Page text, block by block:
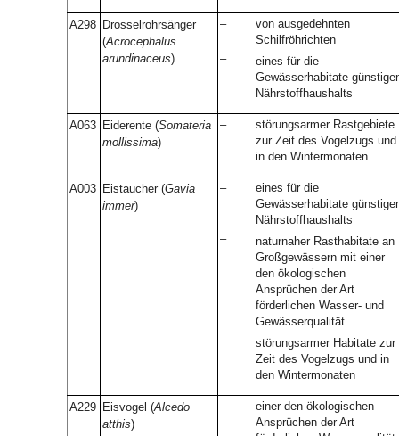
A298 Drosselrohrsänger
(Acrocephalus
arundinaceus)
–
von ausgedehnten
Schilfröhrichten
–
eines für die
Gewässerhabitate
Nährstoffhaushalts
A063 Eiderente (Somateria
mollissima)
–
störungsarmer Rastgebiete
zur Zeit des Vogelzugs und
in den Wintermonaten
A003 Eistaucher (Gavia
immer)
–
eines für die
Gewässerhabitate
Nährstoffhaushalts
–
naturnaher Rasthabitate an
Großgewässern mit einer
den ökologischen
Ansprüchen der Art
förderlichen Wasser- und
Gewässerqualität
–
störungsarmer Habitate zur
Zeit des Vogelzugs und in
den Wintermonaten
A229 Eisvogel (Alcedo
atthis)
–
einer den ökologischen
Ansprüchen der Art